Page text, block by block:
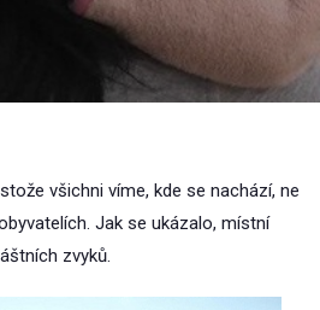
všichni víme, kde se nachází, ne
Jak se ukázalo, místní
zvyků.